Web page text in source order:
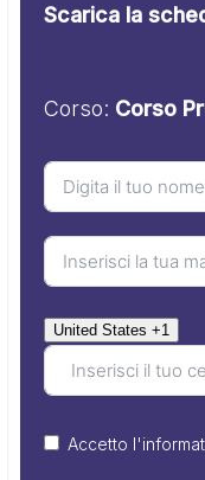
Scarica la
Corso: Corso
United States +1
Accetto